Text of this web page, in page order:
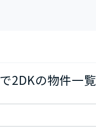
で2DKの物件一覧